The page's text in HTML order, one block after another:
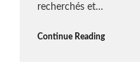
recherchés et…
Continue Reading